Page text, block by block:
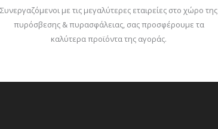
Συνεργαζόμενοι με τις μεγαλύτερες εταιρείες στο χώρο της
πυρόσβεσης & πυρασφάλειας, σας προσφέρουμε τα
καλύτερα προϊόντα της αγοράς.